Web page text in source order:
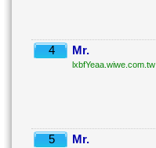
4 Mr.
lxbfYeaa.wiwe.com.tw
5 Mr.